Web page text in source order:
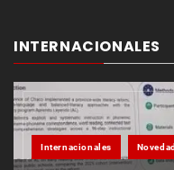
INTERNACIONALES
Internacionales